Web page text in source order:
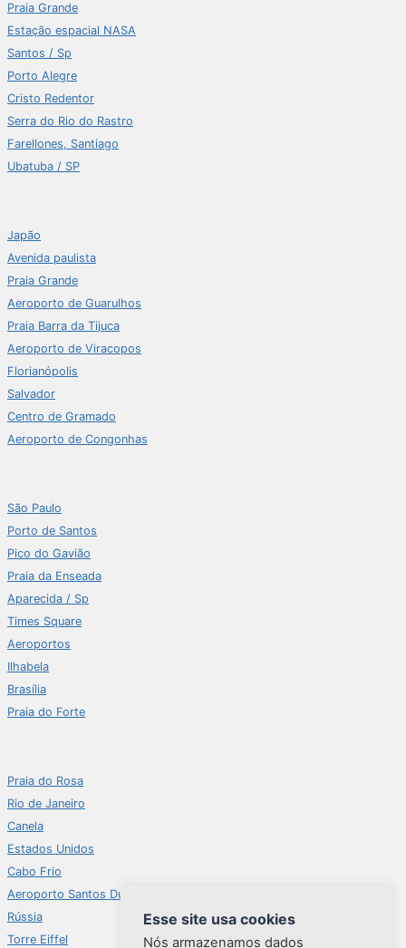
Praia Grande
Estação espacial NASA
Santos / Sp
Porto Alegre
Cristo Redentor
Serra do Rio do Rastro
Farellones, Santiago
Ubatuba / SP
Japão
Avenida paulista
Praia Grande
Aeroporto de Guarulhos
Praia Barra da Tijuca
Aeroporto de Viracopos
Florianópolis
Salvador
Centro de Gramado
Aeroporto de Congonhas
São Paulo
Porto de Santos
Pico do Gavião
Praia da Enseada
Aparecida / Sp
Times Square
Aeroportos
Ilhabela
Brasília
Praia do Forte
Praia do Rosa
Rio de Janeiro
Canela
Estados Unidos
Cabo Frio
Aeroporto Santos Dumont
Rússia
Torre Eiffel
Esse site usa cookies
Nós armazenamos dados